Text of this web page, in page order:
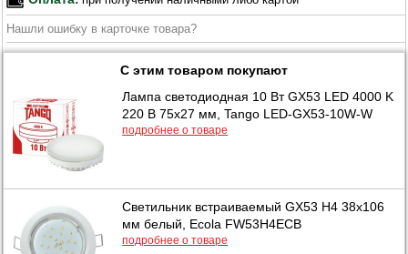
Нашли ошибку в карточке товара?
С этим товаром покупают
Лампа светодиодная 10 Вт GX53 LED 4000 K
220 В 75х27 мм, Tango LED-GX53-10W-W
подробнее о товаре
Светильник встраиваемый GX53 H4 38x106
мм белый, Ecola FW53H4ECB
подробнее о товаре